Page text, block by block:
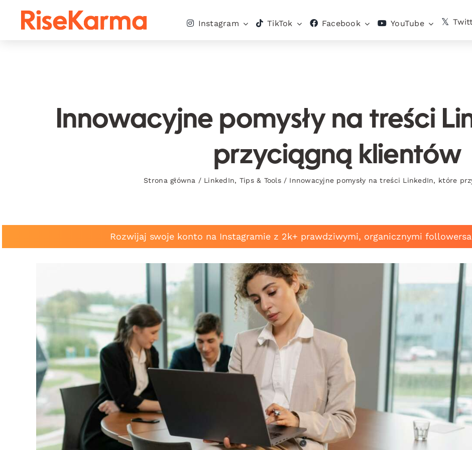
Instagram TikTok Facebook YouTube
Innowacyjne pomysły na treści
przyciągną klientów
Strona główna / LinkedIn, Tips & Tools / Innowacyjne pomysły na treści LinkedIn, które
Rozwijaj swoje konto na Instagramie z 2k+ prawdziwymi, organicznymi